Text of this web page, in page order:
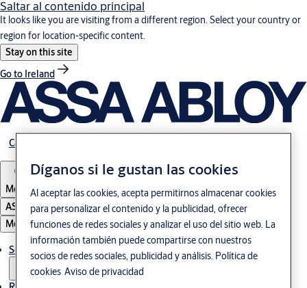
Saltar al contenido principal
It looks like you are visiting from a different region. Select your country or
region for location-specific content.
Stay on this site
Go to Ireland
Carrera
Mexico
ASSA ABLOY Group
Menú
Soluciones
Díganos si le gustan las cookies
Al aceptar las cookies, acepta permitirnos almacenar cookies
para personalizar el contenido y la publicidad, ofrecer
funciones de redes sociales y analizar el uso del sitio web. La
información también puede compartirse con nuestros
socios de redes sociales, publicidad y análisis. Política de
cookies Aviso de privacidad